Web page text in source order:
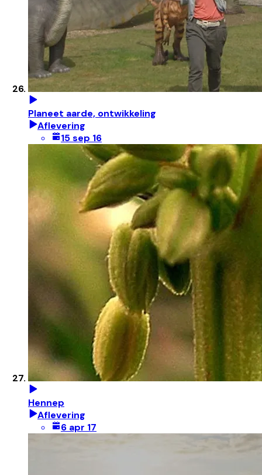
Planeet aarde, ontwikkeling
Aflevering
15 sep 16
Hennep
Aflevering
6 apr 17